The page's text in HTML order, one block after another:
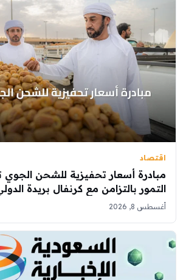
اقتصاد
مبادرة أسعار تحفيزية للشحن الجوي
التمور بالتزامن مع كرنفال بريدة
أغسطس 8, 2026